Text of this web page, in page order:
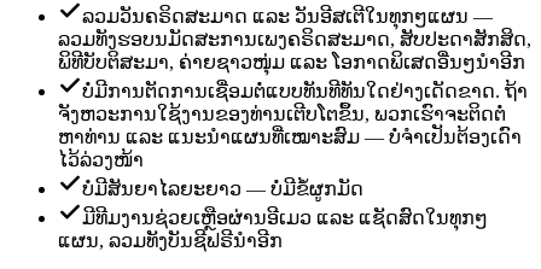
ລວມວັນຄຣິດສະມາດ ແລະ ວັນອີສເຕີໃນທຸກໆແຜນ —
ລວມທັງຮອບນມັດສະການເພງຄຣິດສະມາດ, ສັບປະດາສັກສິດ,
ພິທີບັບຕິສະມາ, ຄ່າຍຊາວໜຸ່ມ ແລະ ໂອກາດພິເສດອື່ນໆນຳອີກ
ບໍ່ມີການຕັດການເຊື່ອມຕໍ່ແບບທັນທີທັນໃດຢ່າງເດັດຂາດ. ຖ້າ
ຈັງຫວະການໃຊ້ງານຂອງທ່ານເຕີບໂຕຂຶ້ນ, ພວກເຮົາຈະຕິດຕໍ່
ຫາທ່ານ ແລະ ແນະນຳແຜນທີ່ເໝາະສົມ — ບໍ່ຈຳເປັນຕ້ອງເດົາ
ໄວ້ລ່ວງໜ້າ
ບໍ່ມີສັນຍາໄລຍະຍາວ — ບໍ່ມີຂໍ້ຜູກມັດ
ມີທີມງານຊ່ວຍເຫຼືອຜ່ານອີເມວ ແລະ ແຊັດສົດໃນທຸກໆ
ແຜນ, ລວມທັງບັນຊີຟຣີນຳອີກ